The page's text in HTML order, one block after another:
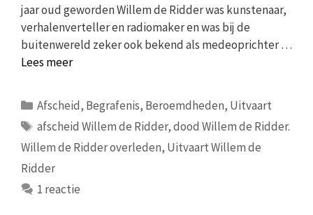
jaar oud geworden Willem de Ridder was kunstenaar,
verhalenverteller en radiomaker en was bij de
buitenwereld zeker ook bekend als medeoprichter …
Lees meer
Categorieën
Afscheid, Begrafenis, Beroemdheden, Uitvaart
Tags
afscheid Willem de Ridder,dood Willem de Ridder.
Willem de Ridder overleden, Uitvaart Willem de
Ridder
1 reactie